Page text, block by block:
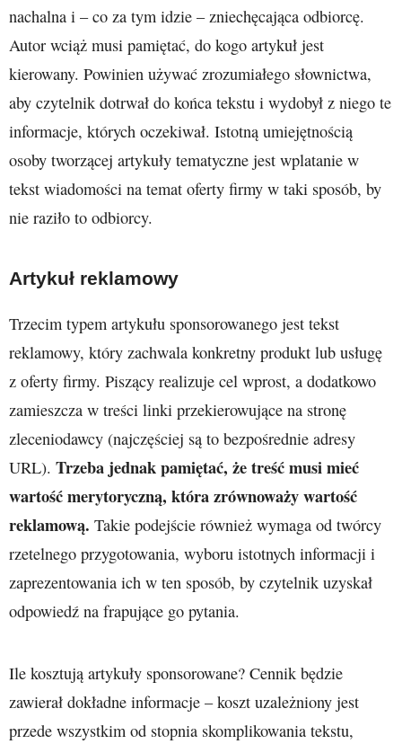
nachalna i – co za tym idzie – zniechęcająca odbiorcę.
Autor wciąż musi pamiętać, do kogo artykuł jest
kierowany. Powinien używać zrozumiałego słownictwa,
aby czytelnik dotrwał do końca tekstu i wydobył z niego te
informacje, których oczekiwał. Istotną umiejętnością
osoby tworzącej artykuły tematyczne jest wplatanie w
tekst wiadomości na temat oferty firmy w taki sposób, by
nie raziło to odbiorcy.
Artykuł reklamowy
Trzecim typem artykułu sponsorowanego jest tekst
reklamowy, który zachwala konkretny produkt lub usługę
z oferty firmy. Piszący realizuje cel wprost, a dodatkowo
zamieszcza w treści linki przekierowujące na stronę
zleceniodawcy (najczęściej są to bezpośrednie adresy
URL). Trzeba jednak pamiętać, że treść musi mieć
wartość merytoryczną, która zrównoważy wartość
reklamową. Takie podejście również wymaga od twórcy
rzetelnego przygotowania, wyboru istotnych informacji i
zaprezentowania ich w ten sposób, by czytelnik uzyskał
odpowiedź na frapujące go pytania.
Ile kosztują artykuły sponsorowane? Cennik będzie
zawierał dokładne informacje – koszt uzależniony jest
przede wszystkim od stopnia skomplikowania tekstu,